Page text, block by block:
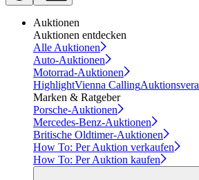
Auktionen
Auktionen entdecken
Alle Auktionen
Auto-Auktionen
Motorrad-Auktionen
HighlightVienna Calling
Marken & Ratgeber
Porsche-Auktionen
Mercedes-Benz-Auktionen
Britische Oldtimer-Auktionen
How To: Per Auktion verkaufen
How To: Per Auktion kaufen